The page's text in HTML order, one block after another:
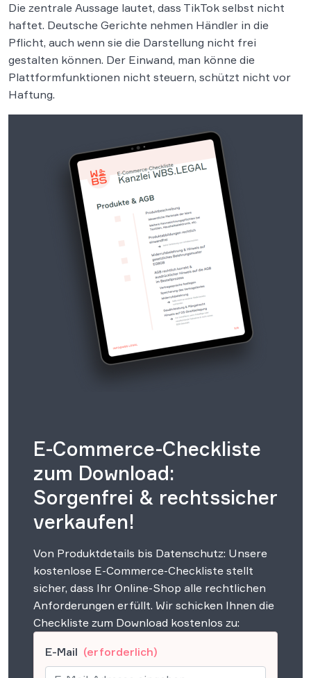
Die zentrale Aussage lautet, dass TikTok selbst nicht
haftet. Deutsche Gerichte nehmen Händler in die
Pflicht, auch wenn sie die Darstellung nicht frei
gestalten können. Der Einwand, man könne die
Plattformfunktionen nicht steuern, schützt nicht vor
Haftung.
E-Commerce-Checkliste
zum Download:
Sorgenfrei & rechtssicher
verkaufen!
Von Produktdetails bis Datenschutz: Unsere
kostenlose E-Commerce-Checkliste stellt
sicher, dass Ihr Online-Shop alle rechtlichen
Anforderungen erfüllt. Wir schicken Ihnen die
Checkliste zum Download kostenlos zu:
E-Mail (erforderlich)